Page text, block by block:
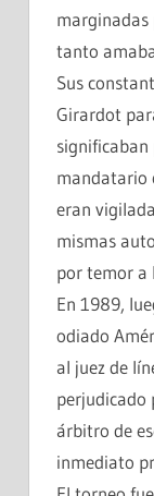
marginadas
tanto
Sus
Girardot
significaban
mandatario
eran
mismas
por temor a
En 1989,
odiado
al juez de
perjudicado
árbitro de
inmediato